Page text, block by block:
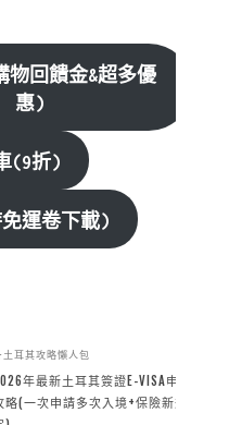
物回饋金&超多優
惠)
(9折)
運卷下載)
耳其攻略懶人包
年最新土耳其簽證E-VISA申請
略(一次申請多次入境+保險新規